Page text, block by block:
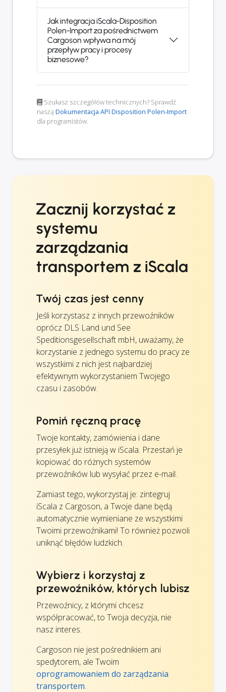
Jak integracja iScala-Disposition
Polen-Import za pośrednictwem
Cargoson wpływa na mój
przepływ pracy i procesy
biznesowe?
Szukasz szczegółów technicznych? Sprawdź
naszą Dokumentacja API Disposition Polen-Import
dla programistów.
Zacznij korzystać z
systemu
zarządzania
transportem z iScala
Twój czas jest cenny
Jeśli korzystasz z innych przewoźników
oprócz DLS Land und See
Speditionsgesellschaft mbH, uważamy, że
korzystanie z jednego systemu do pracy ze
wszystkimi z nich jest najbardziej
efektywnym wykorzystaniem Twojego
czasu i zasobów.
Pomiń ręczną pracę
Twoje kontakty, zamówienia i dane
przesyłek już istnieją w iScala. Przestań je
kopiować do różnych systemów
przewoźników lub wysyłać przez e-mail.
Zamiast tego, wykorzystaj je: zintegruj
iScala z Cargoson, a Twoje dane będą
automatycznie wymieniane ze wszystkimi
Twoimi przewoźnikami! To również pozwoli
uniknąć błędów ludzkich.
Wybierz i korzystaj z
przewoźników, których lubisz
Przewoźnicy, z którymi chcesz
współpracować, to Twoja decyzja, nie
nasz interes.
Cargoson nie jest pośrednikiem ani
spedytorem, ale Twoim
oprogramowaniem do zarządzania
transportem.